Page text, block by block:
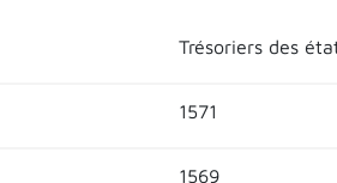
Trésoriers des
1571
1569